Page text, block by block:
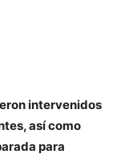
intervenidos
así como
para